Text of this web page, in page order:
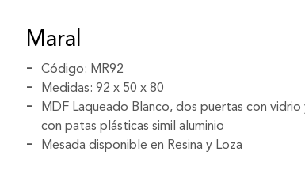
Maral
Código: MR92
Medidas: 92 x 50 x 80
MDF Laqueado Blanco, dos puertas con
con patas plásticas simil aluminio
Mesada disponible en Resina y Loza